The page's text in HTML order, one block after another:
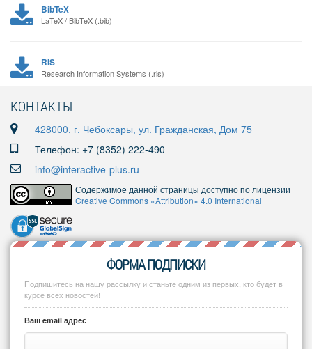
BibTeX
LaTeX / BibTeX (.bib)
RIS
Research Information Systems (.ris)
КОНТАКТЫ
428000, г. Чебоксары, ул. Гражданская, Дом 75
Телефон: +7 (8352) 222-490
info@interactive-plus.ru
Содержимое данной страницы доступно по лицензии
Creative Commons «Attribution» 4.0 International
ФОРМА ПОДПИСКИ
Подпишитесь на нашу рассылку и станьте одним из первых, кто будет в
курсе всех новостей!
Ваш email адрес